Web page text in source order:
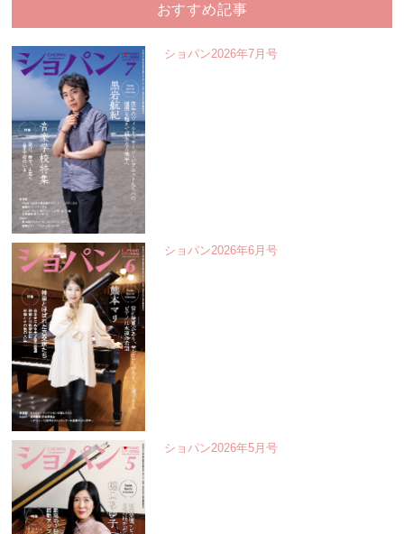
おすすめ記事
ショパン2026年7月号
ショパン2026年6月号
ショパン2026年5月号